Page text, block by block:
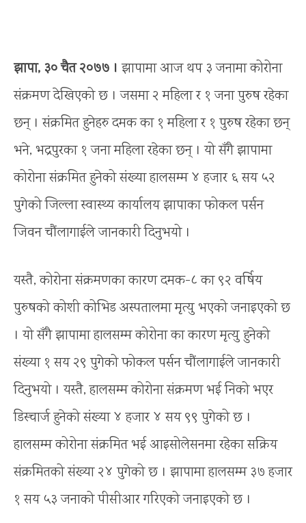
झापा, ३० चैत २०७७ । झापामा आज थप ३ जनामा कोरोना
संक्रमण देखिएको छ । जसमा २ महिला र १ जना पुरुष रहेका
छन् । संक्रमित हुनेहरु दमक का १ महिला र १ पुरुष रहेका छन्
भने, भद्रपुरका १ जना महिला रहेका छन् । यो सँगै झापामा
कोरोना संक्रमित हुनेको संख्या हालसम्म ४ हजार ६ सय ५२
पुगेको जिल्ला स्वास्थ्य कार्यालय झापाका फोकल पर्सन
जिवन चौंलागाईले जानकारी दिनुभयो ।
यस्तै, कोरोना संक्रमणका कारण दमक-८ का ९२ वर्षिय
पुरुषको कोशी कोभिड अस्पतालमा मृत्यु भएको जनाइएको छ
। यो सँगै झापामा हालसम्म कोरोना का कारण मृत्यु हुनेको
संख्या १ सय २९ पुगेको फोकल पर्सन चौंलागाईले जानकारी
दिनुभयो । यस्तै, हालसम्म कोरोना संक्रमण भई निको भएर
डिस्चार्ज हुनेको संख्या ४ हजार ४ सय ९९ पुगेको छ ।
हालसम्म कोरोना संक्रमित भई आइसोलेसनमा रहेका सक्रिय
संक्रमितको संख्या २४ पुगेको छ । झापामा हालसम्म ३७ हजार
१ सय ५३ जनाको पीसीआर गरिएको जनाइएको छ ।